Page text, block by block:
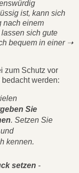
ist, kann sich
nach einem
sich gute
bequem in einer ➝
zum Schutz vor
werden:
Sie
. Setzen Sie
kennen.
setzen -